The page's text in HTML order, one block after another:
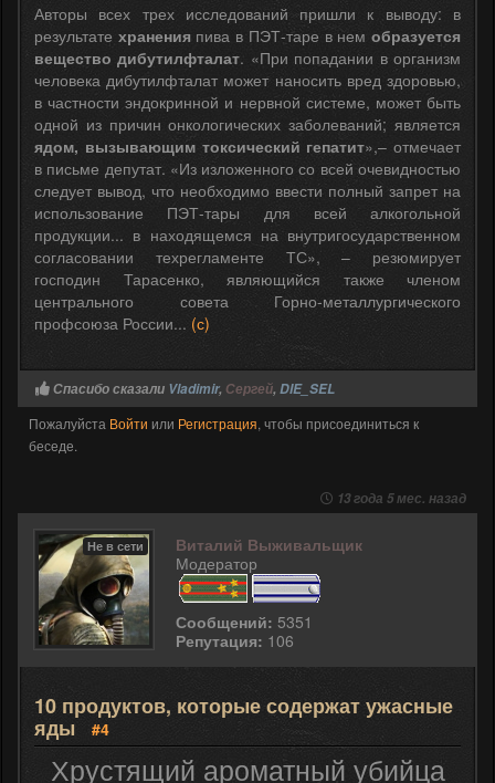
Авторы всех трех исследований пришли к выводу: в
результате хранения пива в ПЭТ-таре в немобразуется
вещество дибутилфталат. «При попадании в организм
человека дибутилфталат может наносить вред здоровью,
в частности эндокринной и нервной системе, может быть
одной из причин онкологических заболеваний; является
ядом, вызывающим токсический гепатит»,– отмечает
в письме депутат. «Из изложенного со всей очевидностью
следует вывод, что необходимо ввести полный запрет на
использование ПЭТ-тары для всей алкогольной
продукции... в находящемся на внутригосударственном
согласовании техрегламенте ТС», – резюмирует
господин Тарасенко, являющийся также членом
центрального совета Горно-металлургического
профсоюза России... (с)
Спасибо сказали Vladimir, Сергей, DIE_SEL
Пожалуйста Войти или Регистрация, чтобы присоединиться к
беседе.
13 года 5 мес. назад
Не в сети
Виталий Выживальщик
Модератор
Сообщений: 5351
Репутация: 106
10 продуктов, которые содержат ужасные
яды #4
Хрустящий ароматный убийца